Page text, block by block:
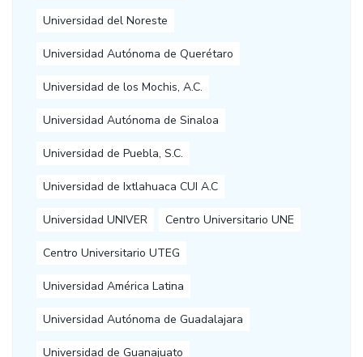
Universidad del Noreste
Universidad Autónoma de Querétaro
Universidad de los Mochis, A.C.
Universidad Autónoma de Sinaloa
Universidad de Puebla, S.C.
Universidad de Ixtlahuaca CUI A.C
Universidad UNIVER Centro Universitario UNE
Centro Universitario UTEG
Universidad América Latina
Universidad Autónoma de Guadalajara
Universidad de Guanajuato